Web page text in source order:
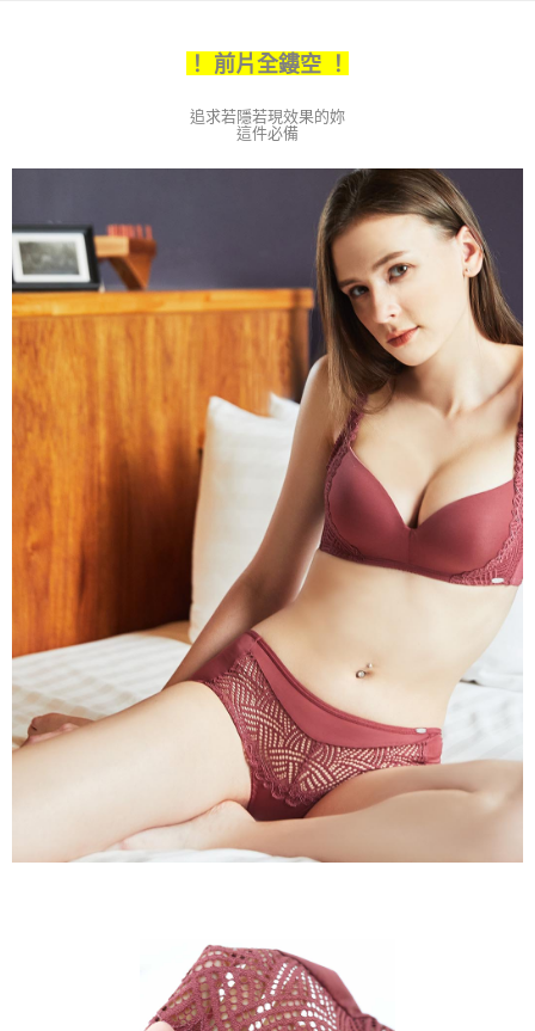
1.分期款項不併入電信帳單，「大哥付你分期」於每月結算日後寄送繳費提
2.透過簡訊連結打開帳單後，可選擇「超商條碼／台灣大直營門市／銀行轉
帳／街口支付／iPASS MONEY」等通路繳費。
1.本服務係由「台灣大哥大股份有限公司」（以下簡稱本公司）所提供，讓
用戶於交易時，得透過本服務購買商品或服務，並由商店將買賣／分期付款
買賣價金債權讓與本公司後，依約使用本公司帳單繳交帳款。
2.基於同意付款使用「大哥付你分期」之契約關係目的，商店將以您的個人
資料（包含姓名、電話或地址）提供予台灣大哥大進項蒐集、處理及利用，
由本公司與您本人進行分期帳單所需資料之確認、核對及更正。
3.完整用戶服務條款，請詳閱以下連結：
https://oppay.tw/userRule
每筆NT$80，滿NT$790(含以上)免運費
【不提供萊爾富取貨付款】
每筆NT$8,888
7-11取貨付款
每筆NT$80，滿NT$790(含以上)免運費
付款後7-11取貨
每筆NT$80，滿NT$790(含以上)免運費
本島宅配（ 偏遠地區約需3-5工作天）
每筆NT$80，滿NT$790(含以上)免運費
離島配送
每筆NT$100，滿NT$890(含以上)免運費
查看運費
！ 前片全鏤空 ！
追求若隱若現效果的妳
這件必備